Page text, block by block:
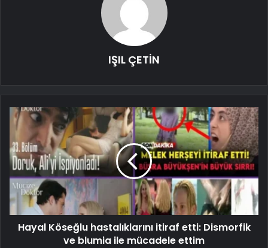
IŞIL ÇETİN
Hayal Köseğlu hastalıklarını itiraf etti: Dismorfik
ve blumia ile mücadele ettim